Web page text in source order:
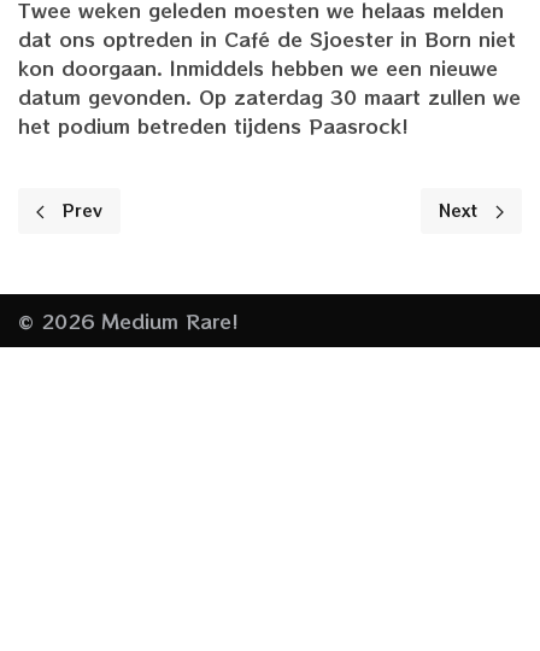
Twee weken geleden moesten we helaas melden
dat ons optreden in Café de Sjoester in Born niet
kon doorgaan. Inmiddels hebben we een nieuwe
datum gevonden. Op zaterdag 30 maart zullen we
het podium betreden tijdens Paasrock!
Previous article: Playground Muziekgieterij
Prev Next
Next
© 2026 Medium Rare!